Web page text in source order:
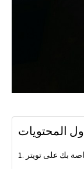
المحتويات
بك على تويتر